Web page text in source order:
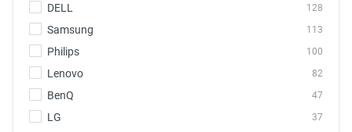
DELL 128
Samsung 113
Philips 100
Lenovo 82
BenQ 47
LG 37